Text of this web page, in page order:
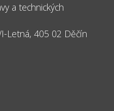
a technických
Letná, 405 02 Děčín